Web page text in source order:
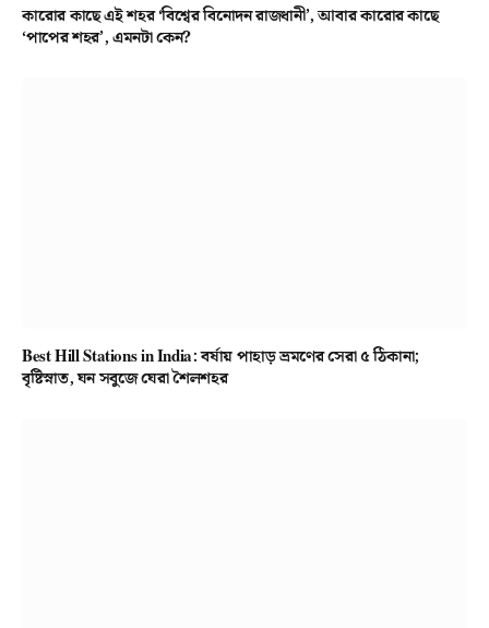
কারোর কাছে এই শহর ‘বিশ্বের বিনোদন রাজধানী’, আবার কারোর কাছে
‘পাপের শহর’, এমনটা কেন?
Best Hill Stations in India: বর্ষায় পাহাড় ভ্রমণের সেরা ৫ ঠিকানা;
বৃষ্টিস্নাত, ঘন সবুজে ঘেরা শৈলশহর